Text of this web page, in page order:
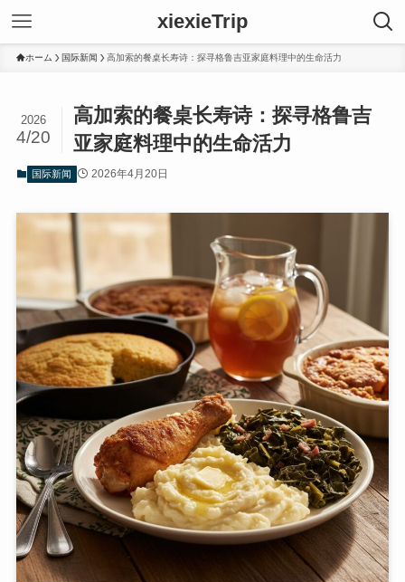
xiexieTrip
ホーム 国际新闻 高加索的餐桌长寿诗：探寻格鲁吉亚家庭料理中的生命活力
高加索的餐桌长寿诗：探寻格鲁吉
亚家庭料理中的生命活力
2026
4/20
国际新闻 2026年4月20日